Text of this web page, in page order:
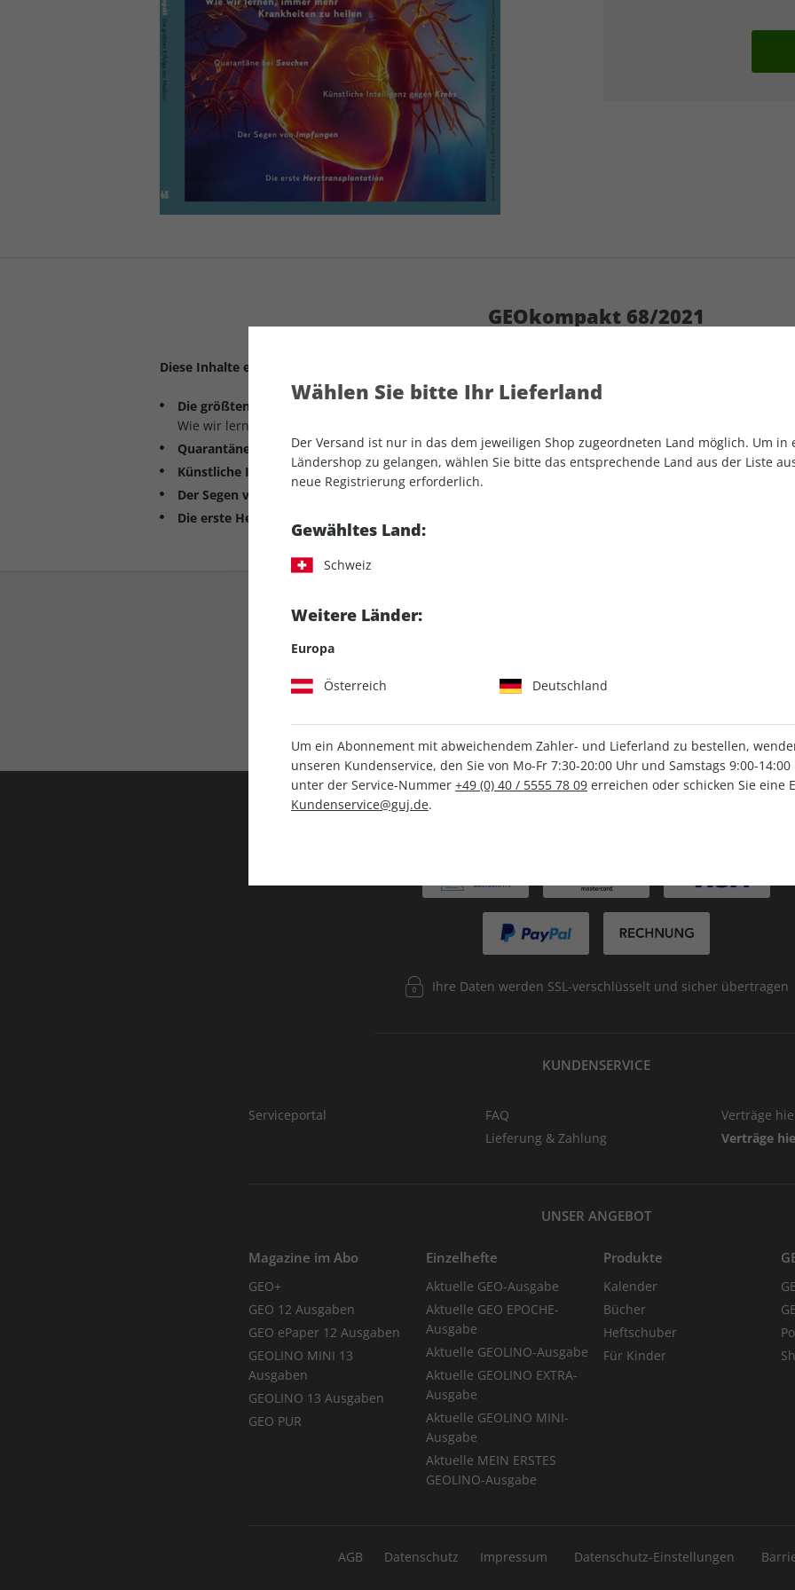
GEOkompakt 68/2021
Diese Inhalte erwarten Sie:
Die größten Erfolge der Medizin
Wie wir lernen, immer mehr Krankheiten zu heilen
Quarantäne bei Seuchen
Künstliche Intelligenz gegen Krebs
Der Segen von Impfungen
Die erste Herztransplantation
Ihre Daten werden SSL-verschlüsselt und sicher übertragen
KUNDENSERVICE
Serviceportal
FAQ
Lieferung & Zahlung
Verträge
Verträge
UNSER ANGEBOT
Magazine im Abo
GEO+
GEO 12 Ausgaben
GEO ePaper 12 Ausgaben
GEOLINO MINI 13
Ausgaben
GEOLINO 13 Ausgaben
GEO PUR
Einzelhefte
Aktuelle GEO-Ausgabe
Aktuelle GEO EPOCHE-
Ausgabe
Aktuelle GEOLINO-Ausgabe
Aktuelle GEOLINO EXTRA-
Ausgabe
Aktuelle GEOLINO MINI-
Ausgabe
Aktuelle MEIN ERSTES
GEOLINO-Ausgabe
Produkte
Kalender
Bücher
Heftschuber
Für Kinder
AGB Datenschutz Impressum Datenschutz-Einstellungen
Wählen Sie bitte Ihr Lieferland
Der Versand ist nur in das dem jeweiligen Shop zugeordneten Land möglich. Um in
Ländershop zu gelangen, wählen Sie bitte das entsprechende Land aus der Liste
neue Registrierung erforderlich.
Gewähltes Land:
Schweiz
Weitere Länder:
Europa
Österreich Deutschland
Um ein Abonnement mit abweichendem Zahler- und Lieferland zu bestellen,
unseren Kundenservice, den Sie von Mo-Fr 7:30-20:00 Uhr und Samstags 9:00-
unter der Service-Nummer +49 (0) 40 / 5555 78 09 erreichen oder schicken Sie eine
Kundenservice@guj.de.